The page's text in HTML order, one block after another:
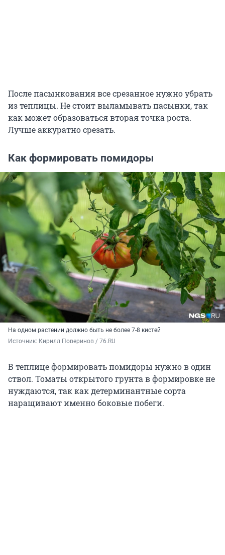
После пасынкования все срезанное нужно убрать
из теплицы. Не стоит выламывать пасынки, так
как может образоваться вторая точка роста.
Лучше аккуратно срезать.
Как формировать помидоры
На одном растении должно быть не более 7-8 кистей
Источник: Кирилл Поверинов / 76.RU
В теплице формировать помидоры нужно в один
ствол. Томаты открытого грунта в формировке не
нуждаются, так как детерминантные сорта
наращивают именно боковые побеги.